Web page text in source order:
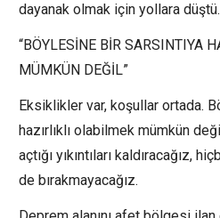
dayanak olmak için yollara düştü.
“BÖYLESİNE BİR SARSINTIYA
MÜMKÜN DEĞİL”
Eksiklikler var, koşullar ortada.
hazırlıklı olabilmek mümkün
açtığı yıkıntıları kaldıracağız,
de bırakmayacağız.